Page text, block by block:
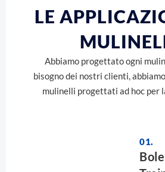
LE
Abbiamo progettato ogni
bisogno dei nostri clienti,
mulinelli progettati ad hoc per
01.